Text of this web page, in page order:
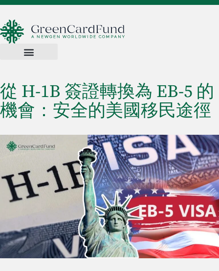
從 H-1B 簽證轉換為 EB-5 的
機會：安全的美國移民途徑